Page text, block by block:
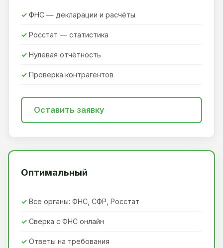
ФНС — декларации и расчёты
Росстат — статистика
Нулевая отчётность
Проверка контрагентов
Оставить заявку
Оптимальный
Все органы: ФНС, СФР, Росстат
Сверка с ФНС онлайн
Ответы на требования